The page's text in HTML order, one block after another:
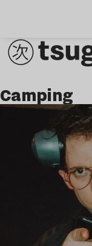
camping